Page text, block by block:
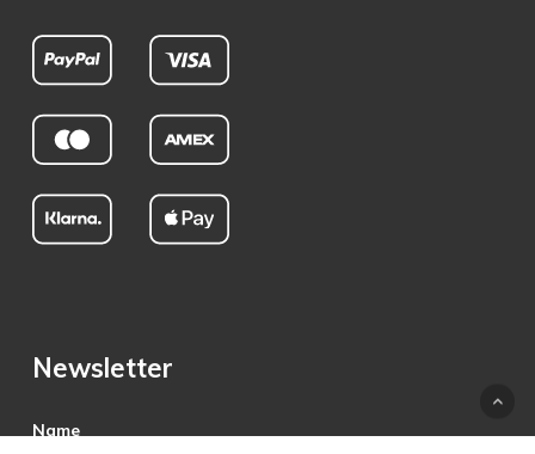
Newsletter
Name